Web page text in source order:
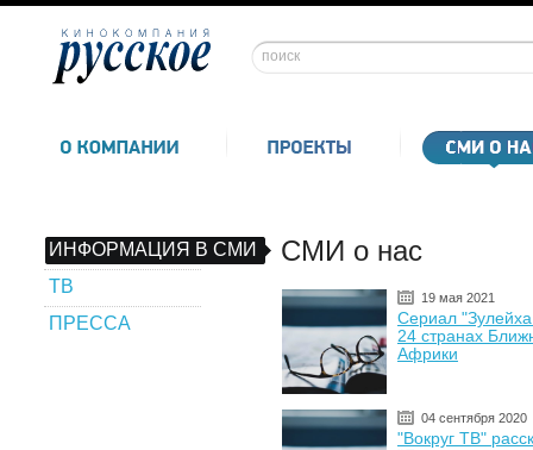
ИНФОРМАЦИЯ В СМИ
ТВ
ПРЕССА
СМИ о нас
19 мая 2021
Сериал "Зулейха
24 странах
Африки
04 сентября 2020
"Вокруг ТВ"